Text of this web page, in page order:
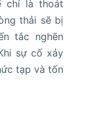
chỉ là thoát
thải sẽ bị
tắc nghẽn
sự cố xảy
tạp và tốn